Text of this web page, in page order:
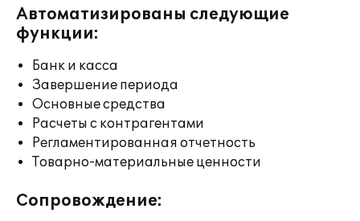
Автоматизированы следующие
функции:
Банк и касса
Завершение периода
Основные средства
Расчеты с контрагентами
Регламентированная отчетность
Товарно-материальные ценности
Сопровождение: